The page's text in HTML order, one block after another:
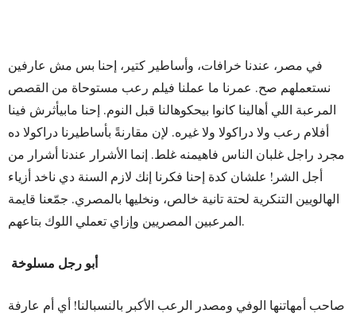
في مصر، عندنا خرافات، وأساطير كتير، إحنا بس مش عارفين
نستعملهم صح. عمرنا ما عملنا فيلم رعب مستوحاة من القصص
المرعبة اللي أهالينا كانوا بيحكوهالنا قبل النوم. إحنا مابيأثرش فينا
أفلام رعب ولا دراكولا ولا غيره. لإن مقارنةً بأساطيرنا دراكولا ده
مجرد راجل غلبان الناس فاهيمنه غلط. إنما الأشرار عندنا أشرار من
أجل الشر! علشان كدة إحنا فكرنا إنك لازم السنة دي ناخد أزياء
الهالويين التنكرية لحتة تانية خالص، ونخليها بالمصري. جمّعنا قايمة
المرعبين المصريين وإزاي تعملي اللوك بتاعهم.
أبو رجل مسلوخة
صاحب أمهاتنها الوفي ومصدر الرعب الأكبر بالنسبالنا! أي أم عارفة